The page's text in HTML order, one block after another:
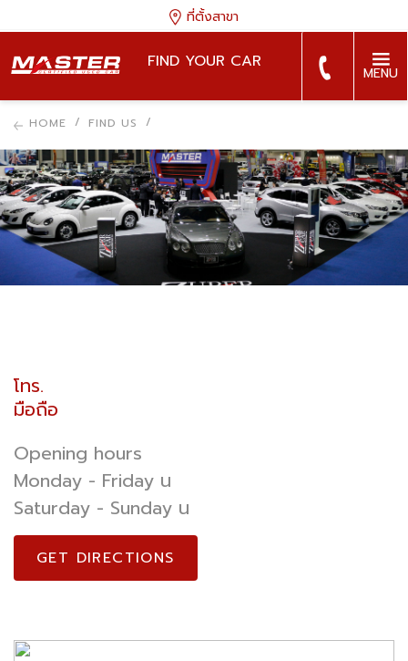
ที่ตั้งสาขา
FIND YOUR CAR
MENU
HOME FIND US
โทร.
มือถือ
Opening hours
Monday - Friday น
Saturday - Sunday น
GET DIRECTIONS